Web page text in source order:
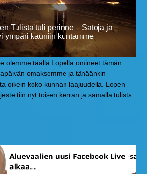
Tulista tuli perinne – Satoja ja
ympäri kauniin kuntamme
olemme täällä Lopella omineet tämän
omaksemme ja tänäänkin
oikein koko kunnan laajuudella. Lopen
nyt toisen kerran ja samalla tulista